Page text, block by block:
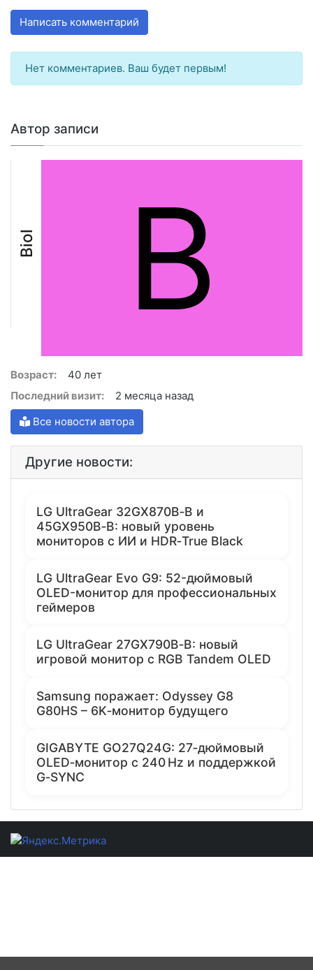
Написать комментарий
Нет комментариев. Ваш будет первым!
Автор записи
Biol B
Возраст:
40 лет
Последний визит:
2 месяца назад
Все новости автора
Другие новости:
LG UltraGear 32GX870B‑B и
45GX950B‑B: новый уровень
мониторов с ИИ и HDR‑True Black
LG UltraGear Evo G9: 52-дюймовый
OLED-монитор для профессиональных
геймеров
LG UltraGear 27GX790B‑B: новый
игровой монитор с RGB Tandem OLED
Samsung поражает: Odyssey G8
G80HS – 6K‑монитор будущего
GIGABYTE GO27Q24G: 27‑дюймовый
OLED‑монитор с 240 Hz и поддержкой
G‑SYNC